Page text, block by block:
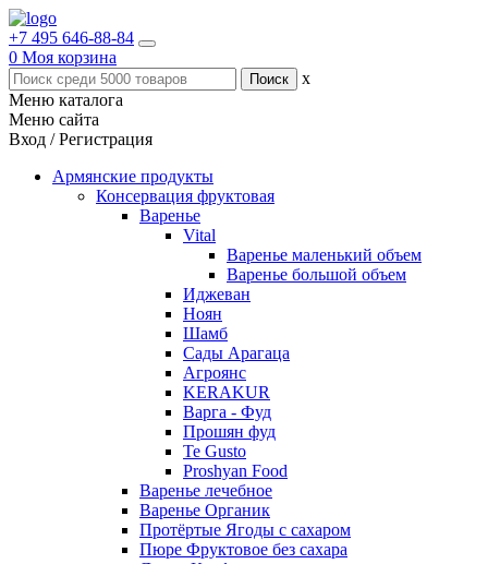
+7 495 646-88-84
0 Моя корзина
x
Меню каталога
Меню сайта
Вход / Регистрация
Армянские продукты
Консервация фруктовая
Варенье
Vital
Варенье маленький объем
Варенье большой объем
Иджеван
Ноян
Шамб
Сады Арагаца
Агроянс
KERAKUR
Варга - Фуд
Прошян фуд
Te Gusto
Proshyan Food
Варенье лечебное
Варенье Органик
Протёртые Ягоды с сахаром
Пюре Фруктовое без сахара